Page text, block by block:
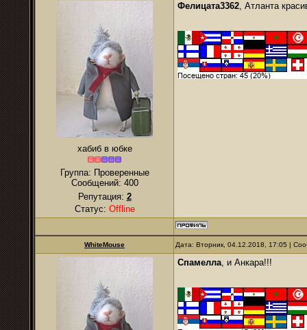
хабиб в юбке
Группа: Проверенные
Сообщений: 400
Репутация: 2
Статус: Offline
Фелицата3362, Атланта
WhiteMouse Дата: Вторник, 04.12.2018, 17:05 |
Спамелла, и Анкара!!!